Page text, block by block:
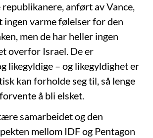
republikanere, anført av Vance,
ingen varme følelser for den
men de har heller ingen
overfor Israel. De er
likegyldige – og likegyldighet er
kan forholde seg til, så lenge
å bli elsket.
samarbeidet og den
mellom IDF og Pentagon